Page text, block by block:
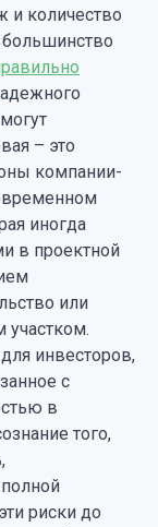
и количество
– это
компании-
иногда
в проектной
или
инвесторов,
с
в
того,
риски до